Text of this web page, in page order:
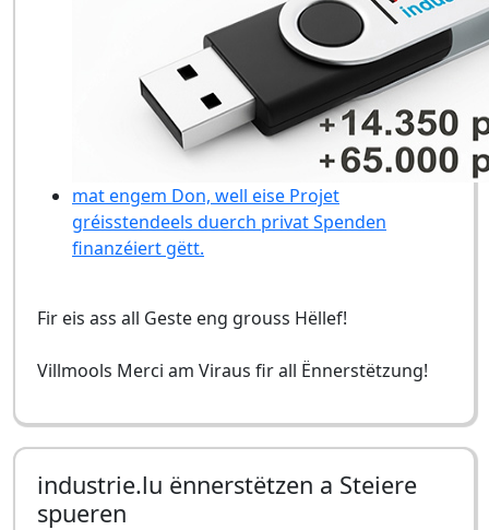
mat engem Don, well eise Projet
gréisstendeels duerch privat Spenden
finanzéiert gëtt.
Fir eis ass all Geste eng grouss Hëllef!
Villmools Merci am Viraus fir all Ënnerstëtzung!
industrie.lu ënnerstëtzen a Steiere
spueren